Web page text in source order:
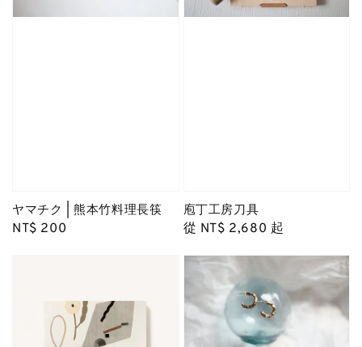
ヤマチク | 熊本竹料理長筷
Regular
NT$ 200
庖丁工房刀具
Regular
從 NT$ 2,680 起